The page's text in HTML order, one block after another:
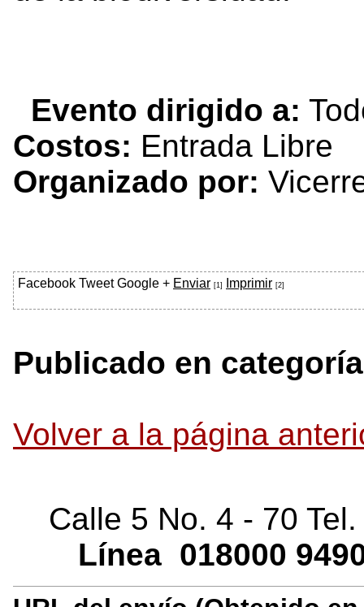
Evento dirigido a:
Costos: Entrada Libre
Organizado por:
Facebook Tweet Google + Enviar [1] Imprimir [2]
Publicado en
Volver a la página
Calle 5 No. 4 - 70
Línea 018000